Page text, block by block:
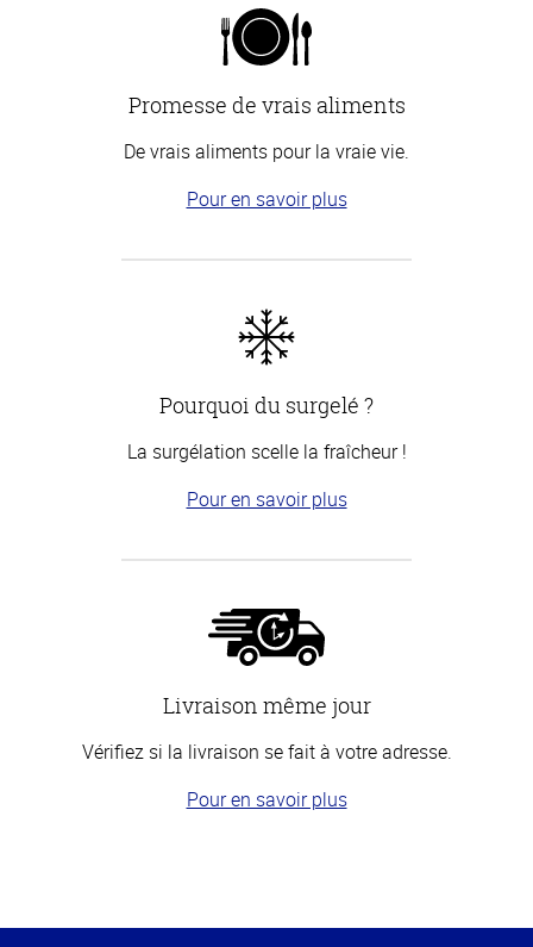
Promesse de vrais aliments
De vrais aliments pour la vraie vie.
Pour en savoir plus
Pourquoi du surgelé ?
La surgélation scelle la fraîcheur !
Pour en savoir plus
Livraison même jour
Vérifiez si la livraison se fait à votre adresse.
Pour en savoir plus
de la